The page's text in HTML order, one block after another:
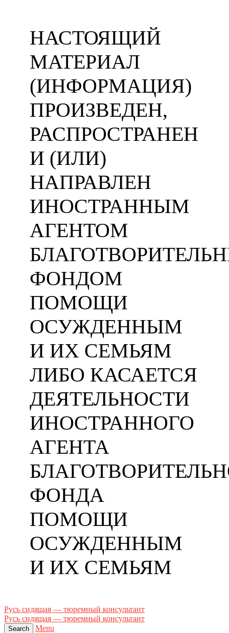
НАСТОЯЩИЙ
МАТЕРИАЛ
(ИНФОРМАЦИЯ)
ПРОИЗВЕДЕН,
РАСПРОСТРАНЕН
И (ИЛИ)
НАПРАВЛЕН
ИНОСТРАННЫМ
АГЕНТОМ
ФОНДОМ
ПОМОЩИ
ОСУЖДЕННЫМ
И ИХ СЕМЬЯМ
ЛИБО КАСАЕТСЯ
ДЕЯТЕЛЬНОСТИ
ИНОСТРАННОГО
АГЕНТА
ФОНДА
ПОМОЩИ
ОСУЖДЕННЫМ
И ИХ СЕМЬЯМ
Русь сидящая — тюремный консультант
Русь сидящая — тюремный консультант
Search Menu